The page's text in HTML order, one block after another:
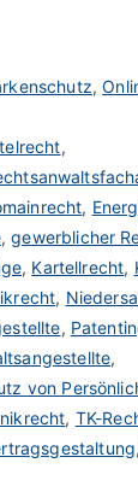
,
,
,
,gewerblicher
, Kartellrecht,
,
,
,
von
, TK-